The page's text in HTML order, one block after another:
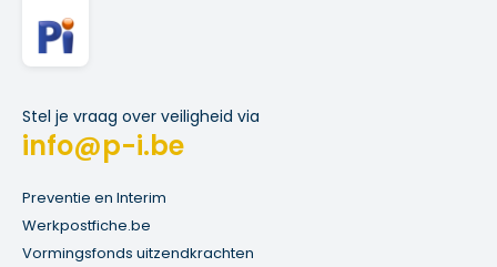
Stel je vraag over veiligheid via
info@p-i.be
Preventie en Interim
Werkpostfiche.be
Vormingsfonds uitzendkrachten